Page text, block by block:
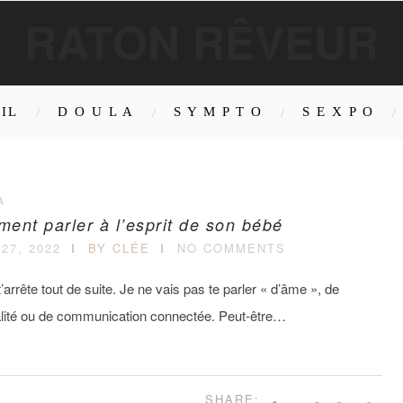
D O U L A S Y M P T O S E X P O
parler à l’esprit de son bébé
2022 BY CLÉE NO COMMENTS
tout de suite. Je ne vais pas te parler « d’âme », de
ou de communication connectée. Peut-être…
SHARE: